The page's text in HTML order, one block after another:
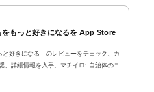
もっと好きになるを App Store
と好きになる」のレビューをチェック、カ
、詳細情報を入手。マチイロ: 自治体のニ